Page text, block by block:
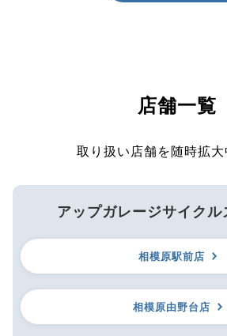
店舗一覧
取り扱い店舗を随時拡大
アップガレージサイクル
相模原駅前店
相模原由野台店